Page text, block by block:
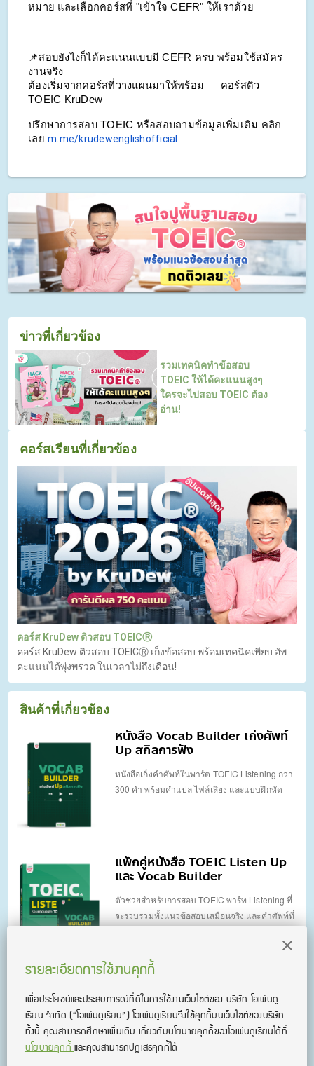
หมาย และเลือกคอร์สที่ "เข้าใจ CEFR" ให้เราด้วย
📌สอบยังไงก็ได้คะแนนแบบมี CEFR ครบ พร้อมใช้สมัคร
งานจริง
ต้องเริ่มจากคอร์สที่วางแผนมาให้พร้อม — คอร์สติว
TOEIC KruDew
ปรึกษาการสอบ TOEIC หรือสอบถามข้อมูลเพิ่มเติม คลิก
เลย m.me/krudewenglishofficial
ข่าวที่เกี่ยวข้อง
รวมเทคนิคทำข้อสอบ
TOEIC ให้ได้คะแนนสูงๆ
ใครจะไปสอบ TOEIC ต้อง
อ่าน!
คอร์สเรียนที่เกี่ยวข้อง
คอร์ส KruDew ติวสอบ TOEICⓇ
คอร์ส KruDew ติวสอบ TOEICⓇ เก็งข้อสอบ พร้อมเทคนิคเพียบ อัพ
คะแนนได้พุ่งพรวด ในเวลาไม่ถึงเดือน!
สินค้าที่เกี่ยวข้อง
หนังสือ Vocab Builder เก่งศัพท์
Up สกิลการฟัง
หนังสือเก็งคำศัพท์ในพาร์ต TOEIC Listening กว่า
300 คำ พร้อมคำแปล ไฟล์เสียง และแบบฝึกหัด
แพ็กคู่หนังสือ TOEIC Listen Up
และ Vocab Builder
ตัวช่วยสำหรับการสอบ TOEIC พาร์ท Listening ที่
จะรวบรวมทั้งแนวข้อสอบเสมือนจริง และคำศัพท์ที่
แพ็คคู่หนังสือ TOEIC SCORE UP
1,200 ข้อ
รวมข้อสอบ TOEIC อัปเดตใหม่ล่าสุด 2 เล่ม รวม
กว่า 2,400 ข้อ ครบทั้งพาร์ท Listening และ
Reading พร้อมเฉลยละเอียดภาษาไทย อ่านเข้าใจ
รายละเอียดการใช้งานคุกกี้
เพื่อประโยชน์และประสบการณ์ที่ดีในการใช้งานเว็บไซต์ของ บริษัท โอเพ่นดู
เรียน จํากัด (“โอเพ่นดูเรียน”)โอเพ่นดูเรียนจึงใช้คุกกี้บนเว็บไซต์ของบริษัท
ทั้งนี้ คุณสามารถศึกษาเพิ่มเติม เกี่ยวกับนโยบายคุกกี้ของโอเพ่นดูเรียนได้ที่
นโยบายคุกกี้และคุณสามารถปฏิเสธคุกกี้ได้